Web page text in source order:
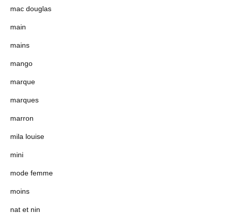
mac douglas
main
mains
mango
marque
marques
marron
mila louise
mini
mode femme
moins
nat et nin